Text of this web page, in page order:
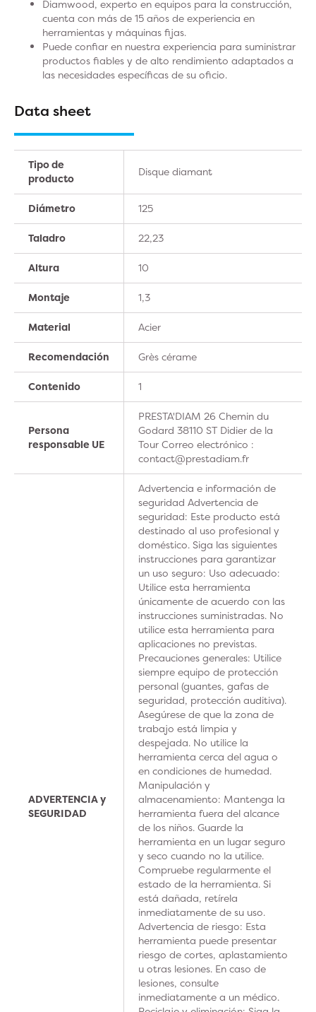
Diamwood, experto en equipos para la construcción,
cuenta con más de 15 años de experiencia en
herramientas y máquinas fijas.
Puede confiar en nuestra experiencia para suministrar
productos fiables y de alto rendimiento adaptados a
las necesidades específicas de su oficio.
Data sheet
Tipo de
producto
Disque diamant
Diámetro 125
Taladro 22,23
Altura 10
Montaje 1,3
Material Acier
Recomendación Grès cérame
Contenido 1
Persona
responsable UE
PRESTA'DIAM 26 Chemin du
Godard 38110 ST Didier de la
Tour Correo electrónico :
contact@prestadiam.fr
ADVERTENCIA y
SEGURIDAD
Advertencia e información de
seguridad Advertencia de
seguridad: Este producto está
destinado al uso profesional y
doméstico. Siga las siguientes
instrucciones para garantizar
un uso seguro: Uso adecuado:
Utilice esta herramienta
únicamente de acuerdo con las
instrucciones suministradas. No
utilice esta herramienta para
aplicaciones no previstas.
Precauciones generales: Utilice
siempre equipo de protección
personal (guantes, gafas de
seguridad, protección auditiva).
Asegúrese de que la zona de
trabajo está limpia y
despejada. No utilice la
herramienta cerca del agua o
en condiciones de humedad.
Manipulación y
almacenamiento: Mantenga la
herramienta fuera del alcance
de los niños. Guarde la
herramienta en un lugar seguro
y seco cuando no la utilice.
Compruebe regularmente el
estado de la herramienta. Si
está dañada, retírela
inmediatamente de su uso.
Advertencia de riesgo: Esta
herramienta puede presentar
riesgo de cortes, aplastamiento
u otras lesiones. En caso de
lesiones, consulte
inmediatamente a un médico.